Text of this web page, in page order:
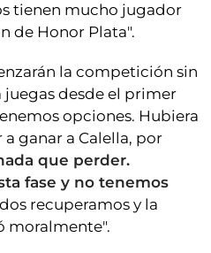
tienen mucho jugador
de Honor Plata".
la competición sin
desde el primer
opciones. Hubiera
ganar a Calella, por
que perder.
fase y no tenemos
recuperamos y la
moralmente".